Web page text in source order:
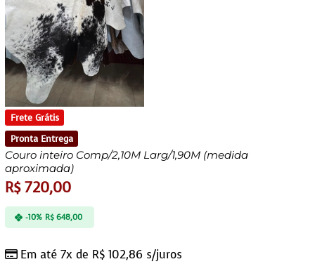
Frete Grátis
Pronta Entrega
Couro inteiro Comp/2,10M Larg/1,90M (medida
aproximada)
R$720,00
Em até 7x de R$ 102,86 s/juros
-10% R$648,00